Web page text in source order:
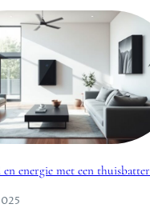
en energie met een